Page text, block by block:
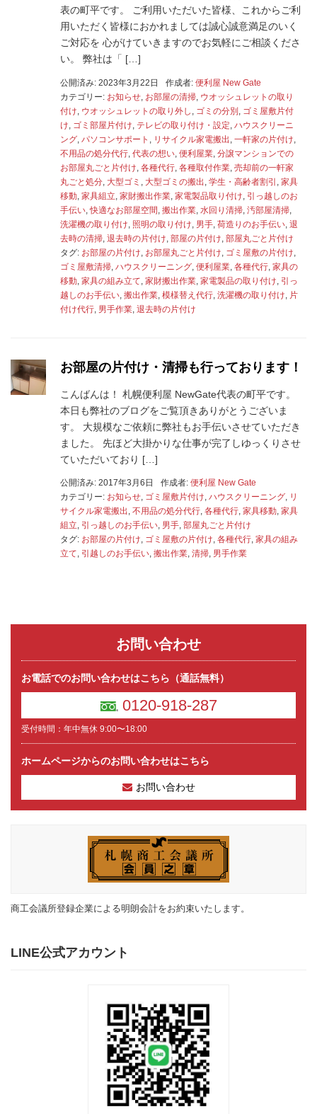
表の町平です。 ご利用いただいた皆様、これからご利
用いただく皆様におかれましては誠心誠意満足のいく
ご対応を 心がけていきますのでお気軽にご相談くださ
い。 弊社は「 […]
公開済み: 2023年3月22日 作成者: 便利屋 New Gate
カテゴリー: お知らせ お部屋の清掃 ウオッシュレットの取り
付け ウオッシュレットの取り外し ゴミの分別 ゴミ屋敷片付
け ゴミ部屋片付け テレビの取り付け・設定 ハウスクリーニ
ング パソコンサポート リサイクル家電搬出 一軒家の片付け
不用品の処分代行 代表の想い 便利屋業 分譲マンションでの
お部屋丸ごと片付け 各種代行 各種取付作業 売却前の一軒家
丸ごと処分 大型ゴミ 大型ゴミの搬出 学生・高齢者割引 家具
移動 家具組立 家財搬出作業 家電製品取り付け 引っ越しのお
手伝い ,快適なお部屋空間 搬出作業 水回り清掃 汚部屋清掃
洗濯機の取り付け 照明の取り付け 男手 荷造りのお手伝い 退
去時の清掃 退去時の片付け 部屋の片付け 部屋丸ごと片付け
タグ: お部屋の片付け お部屋丸ごと片付け ゴミ屋敷の片付け
ゴミ屋敷清掃 ハウスクリーニング 便利屋業 各種代行 家具の
移動 家具の組み立て 家財搬出作業 家電製品の取り付け 引っ
越しのお手伝い 搬出作業 模様替え代行 洗濯機の取り付け
片
付け代行 男手作業 退去時の片付け
お部屋の片付け・清掃も行っております！
こんばんは！ 札幌便利屋 NewGate代表の町平です。
本日も弊社のブログをご覧頂きありがとうございま
す。 大規模なご依頼に弊社もお手伝いさせていただき
ました。 先ほど大掛かりな仕事が完了しゆっくりさせ
ていただいており […]
公開済み: 2017年3月6日 作成者: 便利屋 New Gate
カテゴリー: お知らせ, ゴミ屋敷片付け, ハウスクリーニング, リ
サイクル家電搬出 , 不用品の処分代行, 各種代行, 家具移動, 家具
組立, 引っ越しのお手伝い, 男手, 部屋丸ごと片付け
タグ: お部屋の片付け, ゴミ屋敷の片付け, 各種代行, 家具の組み
立て, 引越しのお手伝い, 搬出作業, 清掃, 男手作業
お問い合わせ
お電話でのお問い合わせはこちら（通話無料）
0120-918-287
受付時間：年中無休 9:00〜18:00
ホームページからのお問い合わせはこちら
お問い合わせ
商工会議所登録企業による明朗会計をお約束いたします。
LINE公式アカウント